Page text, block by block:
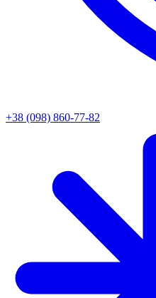
+38 (098) 860-77-82